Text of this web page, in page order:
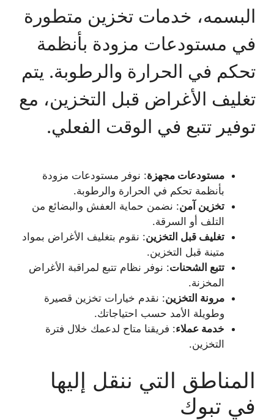
البسمه، خدمات تخزين متطورة
في مستودعات مزودة بأنظمة
تحكم في الحرارة والرطوبة. يتم
تغليف الأغراض قبل التخزين، مع
توفير تتبع في الوقت الفعلي.
مستودعات مجهزة: نوفر مستودعات مزودة
بأنظمة تحكم في الحرارة والرطوبة.
تخزين آمن: نضمن حماية العفش والبضائع من
التلف أو السرقة.
تغليف قبل التخزين: نقوم بتغليف الأغراض بمواد
متينة قبل التخزين.
تتبع الشحنات: نوفر نظام تتبع لمراقبة الأغراض
المخزنة.
مرونة التخزين: نقدم خيارات تخزين قصيرة
وطويلة الأمد حسب احتياجاتك.
خدمة عملاء: فريقنا متاح لدعمك خلال فترة
التخزين.
المناطق التي ننقل إليها
في تبوك